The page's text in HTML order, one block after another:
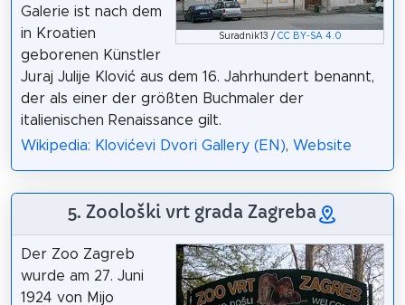
Suradnik13 / CC BY-SA 4.0
Galerie ist nach dem
in Kroatien
geborenen Künstler
Juraj Julije Klović aus dem 16. Jahrhundert benannt,
der als einer der größten Buchmaler der
italienischen Renaissance gilt.
Wikipedia: Klovićevi Dvori Gallery (EN), Website
5. Zoološki vrt grada Zagreba
Der Zoo Zagreb
wurde am 27. Juni
1924 von Mijo